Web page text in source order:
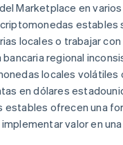
Marketplace en
estables
locales o trabajar con
regional
locales volátiles
en dólares
estables ofrecen una
valor en